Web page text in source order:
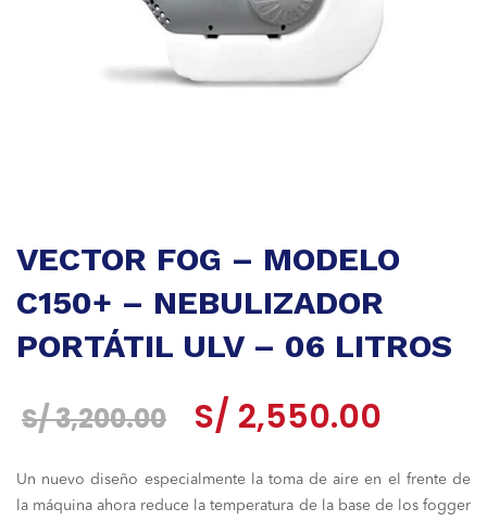
VECTOR FOG – MODELO
C150+ – NEBULIZADOR
PORTÁTIL ULV – 06 LITROS
S/3,200.00
El
original
S/ 2,550.00
actual
Un nuevo diseño especialmente la toma de aire en el frente de
la máquina ahora reduce la temperatura de la base de los fogger